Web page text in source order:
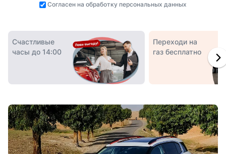
Согласен на обработку персональных данных
Счастливые
часы до 14:00
Переходи на
газ бесплатно